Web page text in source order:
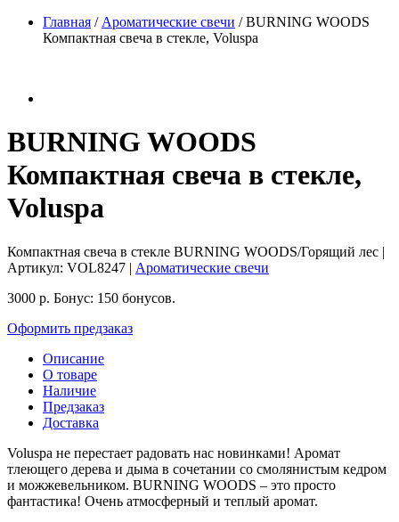
Главная / Ароматические свечи /BURNING WOODS
Компактная свеча в стекле, Voluspa
BURNING WOODS
Компактная свеча в стекле,
Voluspa
Компактная свеча в стекле BURNING WOODS/Горящий лес |
Артикул: VOL8247 | Ароматические свечи
3000 р. Бонус: 150 бонусов.
Оформить предзаказ
Описание
О товаре
Наличие
Предзаказ
Доставка
Voluspa не перестает радовать нас новинками! Аромат
тлеющего дерева и дыма в сочетании со смолянистым кедром
и можжевельником. BURNING WOODS – это просто
фантастика! Очень атмосферный и теплый аромат.